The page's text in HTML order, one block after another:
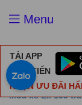
Menu
TẢI APP
NAM TIẾN
NHẬN ƯU ĐÃI
03/09/2023
Mua xe Ex 155